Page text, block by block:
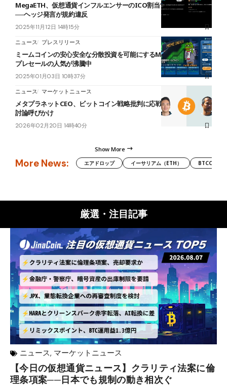
MegaETH、仮想通貨インフルエンサーのICO割当1.5億円取り消し
──ヘッジ発言が規約違反
2025年11月12日 14時15分
ニュース プレスリリース
ミームコインの安心安全な分散投資を可能にするMEMEXトークン、
プレセールの人気が沸騰中
2025年01月03日 10時37分
ニュース マーケットニュース
メタプラネットCEO、ビットコイン戦略批判に応戦──田端氏が公開
討論呼びかけ
2026年02月20日 14時40分
Show More
More News: エアドロップ イーサリアム（ETH） BTCC
厳選・注目記事
ニュース, マーケットニュース
【今日の仮想通貨ニュース】クラリティ法案に倫
理条項案──日本でも規制の動き相次ぐ